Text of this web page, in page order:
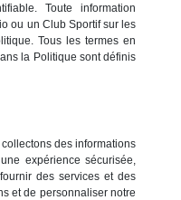
Toute information
ou un Club Sportif sur les
Tous les termes en
la Politique sont définis
des informations
expérience sécurisée,
des services et des
et de personnaliser notre